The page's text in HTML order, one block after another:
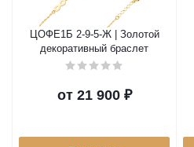
ЦОФЕ1Б 2-9-5-Ж | Золотой
декоративный браслет
от 21 900 ₽